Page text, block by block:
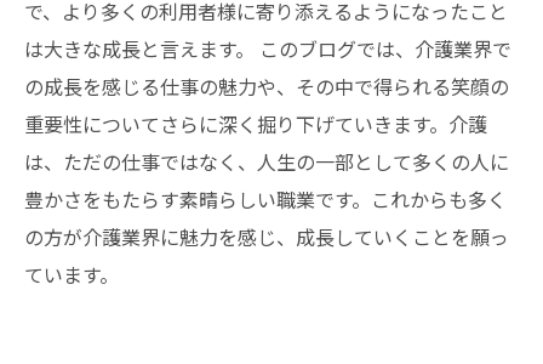
で、より多くの利用者様に寄り添えるようになったこと
は大きな成長と言えます。 このブログでは、介護業界で
の成長を感じる仕事の魅力や、その中で得られる笑顔の
重要性についてさらに深く掘り下げていきます。介護
は、ただの仕事ではなく、人生の一部として多くの人に
豊かさをもたらす素晴らしい職業です。これからも多く
の方が介護業界に魅力を感じ、成長していくことを願っ
ています。